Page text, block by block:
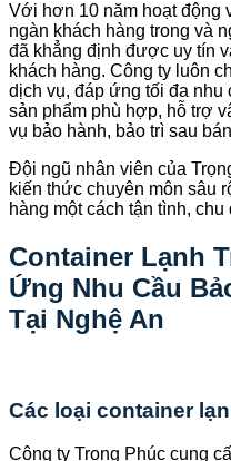
Với hơn 10 năm hoạt động
ngàn khách hàng trong và
đã khẳng định được uy tín
khách hàng. Công ty luôn
dịch vụ, đáp ứng tối đa nhu
sản phẩm phù hợp, hỗ trợ
vụ bảo hành, bảo trì sau
Đội ngũ nhân viên của
kiến thức chuyên môn sâu
hàng một cách tận tình, chu
Container Lạnh
Ứng Nhu Cầu
Tại Nghệ An
Các loại container
Công ty Trọng Phúc cung